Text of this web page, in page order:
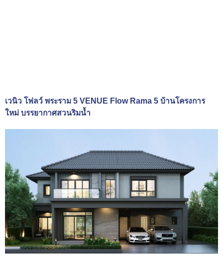
เวนิว โฟลว์ พระราม 5 VENUE Flow Rama 5 บ้านโครงการ
ใหม่ บรรยากาศสวนริมน้ำ